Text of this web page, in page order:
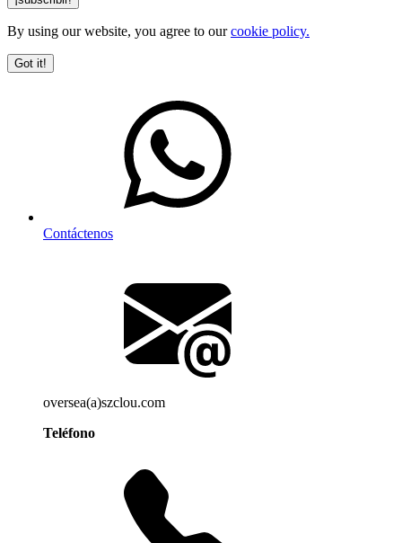
By using our website, you agree to ourcookie policy.
Got it!
Contáctenos
oversea(a)szclou.com
Teléfono